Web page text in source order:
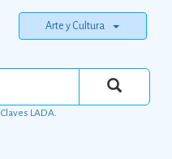
Arte y Cultura
Claves LADA.